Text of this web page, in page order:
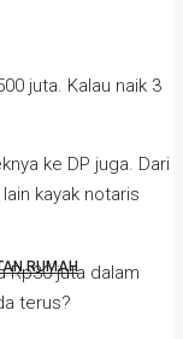
RUMAH
juta. Kalau naik 3
ke DP juga. Dari
kayak notaris
Rp30 juta dalam
terus?